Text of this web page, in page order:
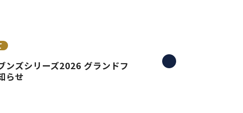
ンズシリーズ2026 グランドフ
らせ